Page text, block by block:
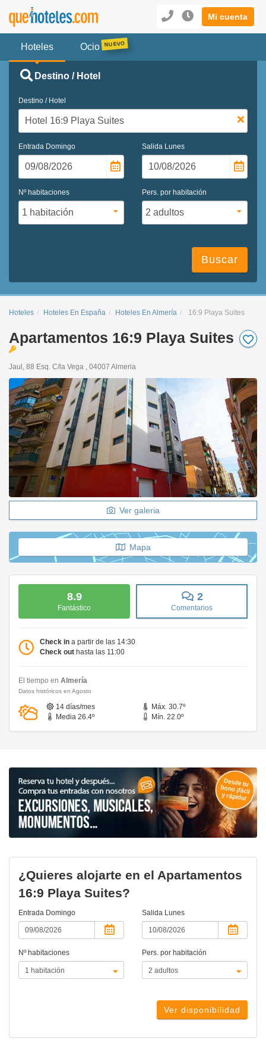
Mi cuenta
Hoteles Ocio
Destino / Hotel
Destino / Hotel
Entrada Domingo Salida Lunes
Nº habitaciones Pers. por habitación
Buscar
Hoteles Hoteles En España Hoteles En Almería 16:9 Playa Suites
Apartamentos 16:9 Playa Suites
Jaul, 88 Esq. C/la Vega , 04007 Almeria
Ver galeria
Mapa
8.9
Fantástico
2
Comentarios
Check in a partir de las 14:30
Check out hasta las 11:00
El tiempo en Almería
Datos históricos en Agosto
14 días/mes
Máx. 30.7º
Media 26.4º
Mín. 22.0º
¿Quieres alojarte en el Apartamentos
16:9 Playa Suites?
Entrada Domingo Salida Lunes
Nº habitaciones Pers. por habitación
Ver disponibilidad